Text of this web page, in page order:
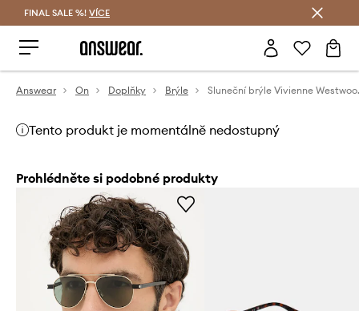
FINAL SALE %! VÍCE
Answear On Doplňky Brýle
Tento produkt je momentálně nedostupný
Prohlédněte si podobné produkty